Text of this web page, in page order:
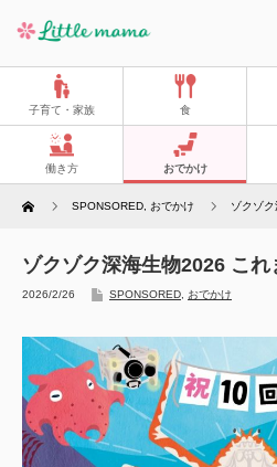
子育て・家族 食
働き方 おでかけ
Home SPONSORED おでかけ ゾクゾ
ゾクゾク深海生物2026 これ
2026/2/26 SPONSORED おでかけ